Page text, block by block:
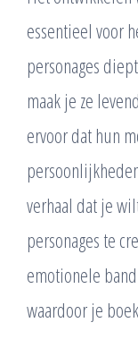
essentieel voor
personages
maak je ze
ervoor dat hun
verhaal dat je
personages te
emotionele
waardoor je